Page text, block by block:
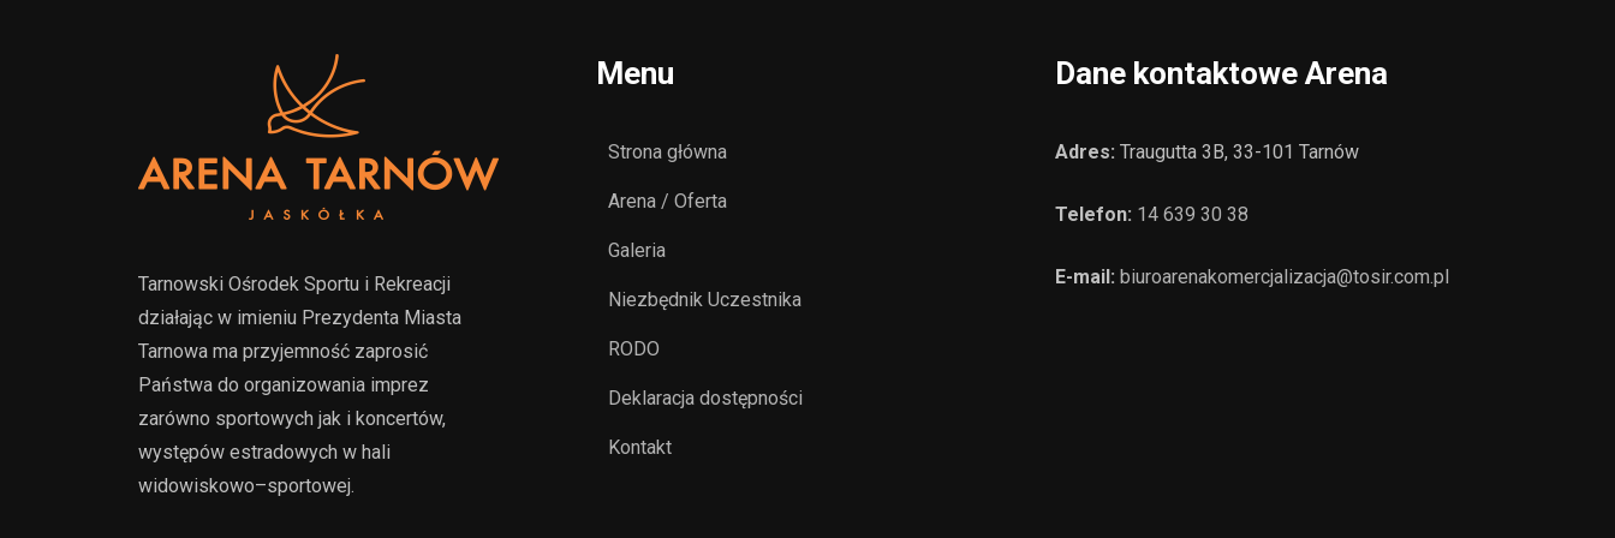
Tarnowski Ośrodek Sportu i Rekreacji
działając w imieniu Prezydenta Miasta
Tarnowa ma przyjemność zaprosić
Państwa do organizowania imprez
zarówno sportowych jak i koncertów,
występów estradowych w hali
widowiskowo–sportowej.
Menu
Strona główna
Arena / Oferta
Galeria
Niezbędnik Uczestnika
RODO
Deklaracja dostępności
Kontakt
Dane kontaktowe Arena
Adres: Traugutta 3B, 33-101 Tarnów
Telefon: 14 639 30 38
E-mail: biuroarenakomercjalizacja@tosir.com.pl